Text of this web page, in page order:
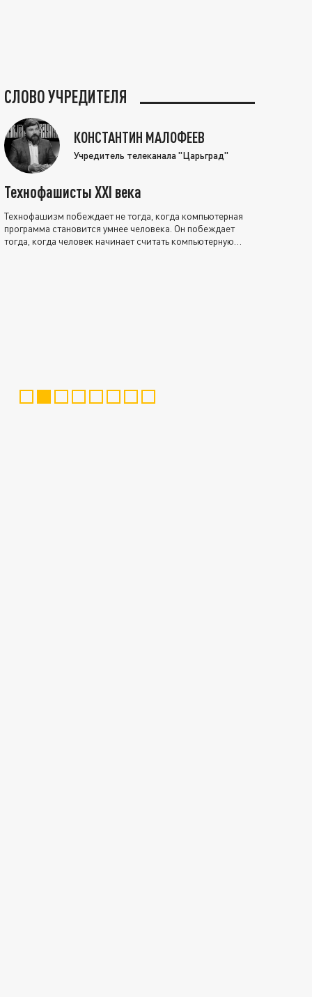
СЛОВО УЧРЕДИТЕЛЯ
КОНСТАНТИН МАЛОФЕЕВ
Учредитель телеканала "Царьград"
Технофашисты XXI века
Технофашизм побеждает не тогда, когда компьютерная
программа становится умнее человека. Он побеждает
тогда, когда человек начинает считать компьютерную